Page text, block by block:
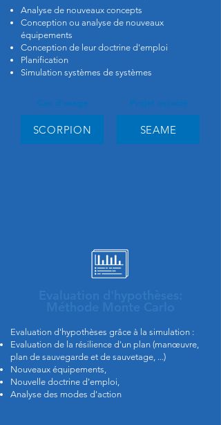
SEAME
Analyse de nouveaux concepts
Conception ou analyse de nouveaux
équipements
Conception de leur doctrine d'emploi
Planification
Simulation systèmes de systèmes
Cas d'usage Projet associé
SCORPION
Evaluation d'hypothèses grâce à la simulation :
Evaluation de la résilience d'un plan (manœuvre,
plan de sauvegarde et de sauvetage, ...)
Nouveaux équipements,
Nouvelle doctrine d'emploi,
Analyse des modes d'action